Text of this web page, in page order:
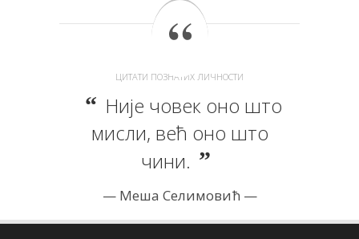
ЦИТАТИ ПОЗНАТИХ ЛИЧНОСТИ
Није човек оно што
мисли, већ оно што
чини.
Меша Селимовић